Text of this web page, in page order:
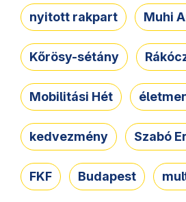
nyitott rakpart Muhi
Kőrösy-sétány
Mobilitási Hét
kedvezmény Szabó
FKF Budapest